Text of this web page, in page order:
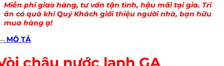
Miễn phí giao hàng, tư vấn tận tình, hậu mãi tại gia. Tri
ân có quà khi Quý Khách giới thiệu người nhà, bạn hữu
mua hàng ạ!
MÔ TẢ
chậu nước lạnh GA